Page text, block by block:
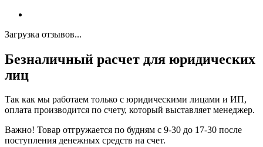
Загрузка отзывов...
Безналичный расчет для юридических
лиц
Так как мы работаем только с юридическими лицами и ИП,
оплата производится по счету, который выставляет менеджер.
Важно! Товар отгружается по будням с 9-30 до 17-30 после
поступления денежных средств на счет.